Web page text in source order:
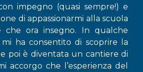
impegno (quasi sempre!) e
di appassionarmi alla scuola
che ora insegno. In qualche
ha consentito di scoprire la
poi è diventata un cantiere di
accorgo che l’esperienza del